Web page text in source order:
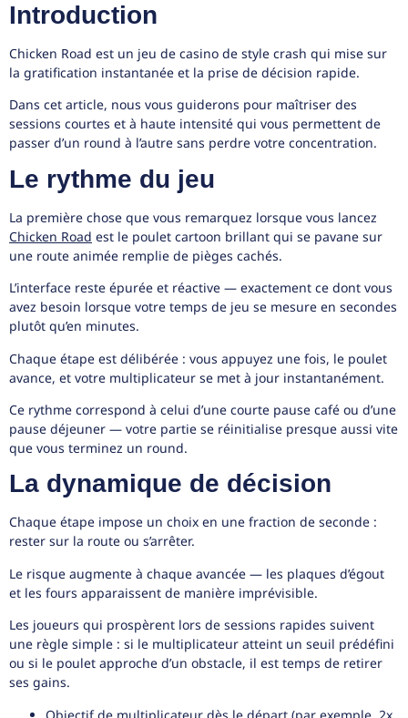
Introduction
Chicken Road est un jeu de casino de style crash qui mise sur
la gratification instantanée et la prise de décision rapide.
Dans cet article, nous vous guiderons pour maîtriser des
sessions courtes et à haute intensité qui vous permettent de
passer d’un round à l’autre sans perdre votre concentration.
Le rythme du jeu
La première chose que vous remarquez lorsque vous lancez
Chicken Road est le poulet cartoon brillant qui se pavane sur
une route animée remplie de pièges cachés.
L’interface reste épurée et réactive — exactement ce dont vous
avez besoin lorsque votre temps de jeu se mesure en secondes
plutôt qu’en minutes.
Chaque étape est délibérée : vous appuyez une fois, le poulet
avance, et votre multiplicateur se met à jour instantanément.
Ce rythme correspond à celui d’une courte pause café ou d’une
pause déjeuner — votre partie se réinitialise presque aussi vite
que vous terminez un round.
La dynamique de décision
Chaque étape impose un choix en une fraction de seconde :
rester sur la route ou s’arrêter.
Le risque augmente à chaque avancée — les plaques d’égout
et les fours apparaissent de manière imprévisible.
Les joueurs qui prospèrent lors de sessions rapides suivent
une règle simple : si le multiplicateur atteint un seuil prédéfini
ou si le poulet approche d’un obstacle, il est temps de retirer
ses gains.
Objectif de multiplicateur dès le départ (par exemple, 2x